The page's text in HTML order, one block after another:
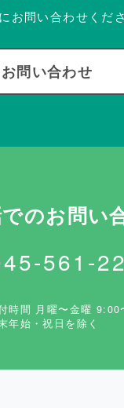
お問い合わせくださ
お問い合わせ
のお問い
561-
時間 月曜〜金曜 9:00
年始・祝日を除く